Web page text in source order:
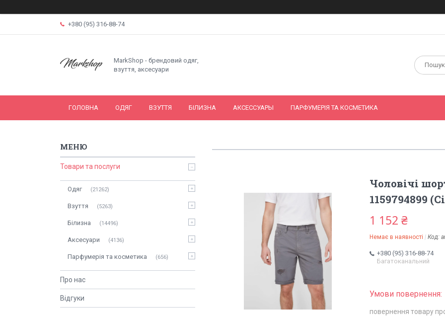
+380 (95) 316-88-74
MarkShop - брендовий одяг,
взуття, аксесуари
ГОЛОВНА ОДЯГ ВЗУТТЯ БІЛИЗНА АКСЕССУАРЫ ПАРФУМЕРІЯ ТА КОСМЕТИКА
Чоловічі
1159794899
1 152 ₴
Немає в наявності Код:
+380 (95) 316-88-74
Багатоканальний
повернення товару
Товари та послуги
Одяг 21262
Взуття 5263
Білизна 14496
Аксесуари 4136
Парфумерія та косметика 656
Про нас
Відгуки